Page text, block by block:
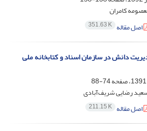
کامران
اصل مقاله 351.63 K
دانش در سازمان اسناد و کتابخانه ملی
74-88
سعید رضایی شریف‌آبادی
اصل مقاله 211.15 K